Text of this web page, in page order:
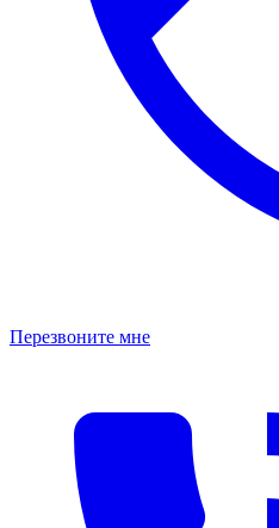
Перезвоните мне